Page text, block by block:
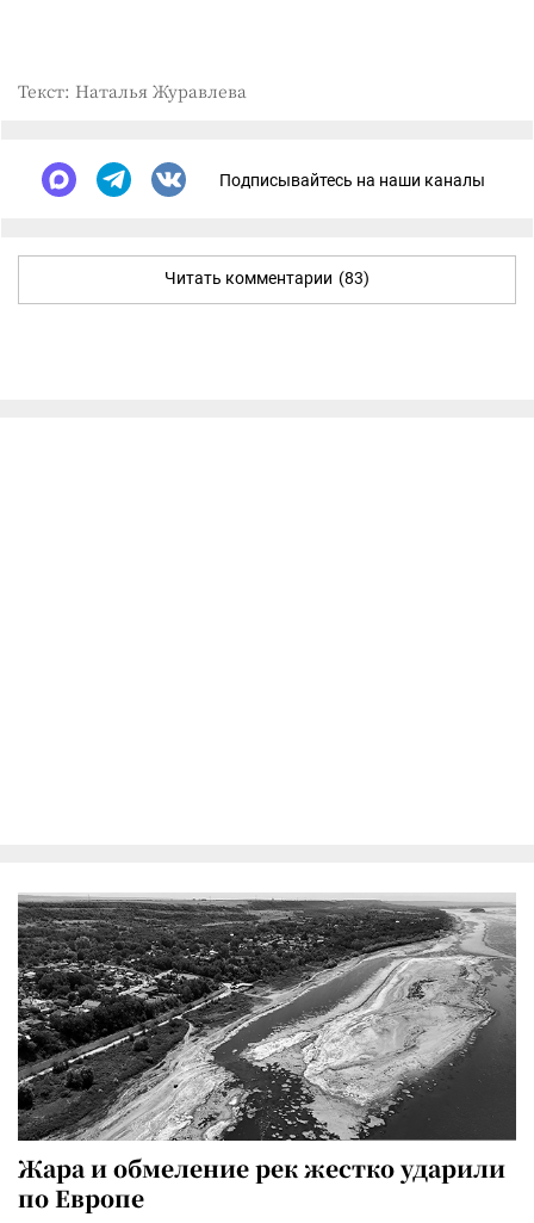
Текст: Наталья Журавлева
Подписывайтесь на наши каналы
Читать комментарии (83)
Жара и обмеление рек жестко ударили
по Европе